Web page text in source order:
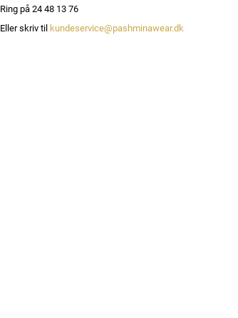
Ring på 24 48 13 76
Eller skriv til kundeservice@pashminawear.dk